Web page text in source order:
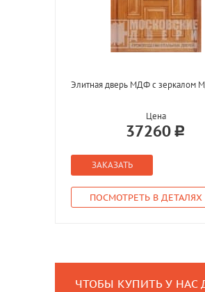
Элитная дверь МДФ с зеркалом
Цена
37260
ЗАКАЗАТЬ
ПОСМОТРЕТЬ В ДЕТАЛЯХ
ЧТОБЫ КУПИТЬ У НАС